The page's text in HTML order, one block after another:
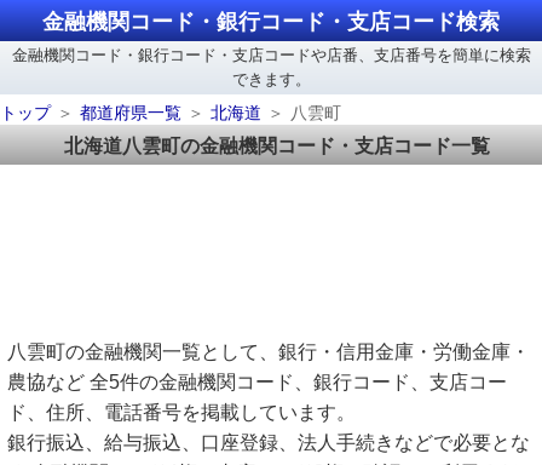
金融機関コード・銀行コード・支店コード検索
金融機関コード・銀行コード・支店コードや店番、支店番号を簡単に検索
できます。
トップ
都道府県一覧 北海道 八雲町
北海道八雲町の金融機関コード・支店コード一覧
八雲町の金融機関一覧として、銀行・信用金庫・労働金庫・
農協など 全5件の金融機関コード、銀行コード、支店コー
ド、住所、電話番号を掲載しています。
銀行振込、給与振込、口座登録、法人手続きなどで必要とな